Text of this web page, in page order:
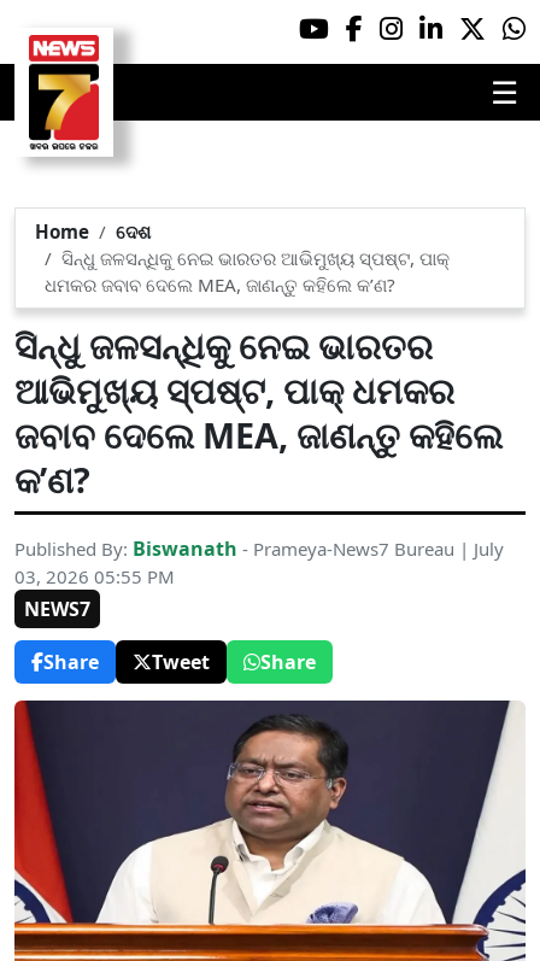
☰
Home
ଦେଶ
ସିନ୍ଧୁ ଜଳସନ୍ଧିକୁ ନେଇ ଭାରତର ଆଭିମୁଖ୍ୟ ସ୍ପଷ୍ଟ, ପାକ୍
ଧମକର ଜବାବ ଦେଲେ MEA, ଜାଣନ୍ତୁ କହିଲେ କ’ଣ?
ସିନ୍ଧୁ ଜଳସନ୍ଧିକୁ ନେଇ ଭାରତର
ଆଭିମୁଖ୍ୟ ସ୍ପଷ୍ଟ, ପାକ୍ ଧମକର
ଜବାବ ଦେଲେ MEA, ଜାଣନ୍ତୁ କହିଲେ
କ’ଣ?
Published By: Biswanath - Prameya-News7 Bureau | July
03, 2026 05:55 PM
NEWS7
Share
Tweet Share